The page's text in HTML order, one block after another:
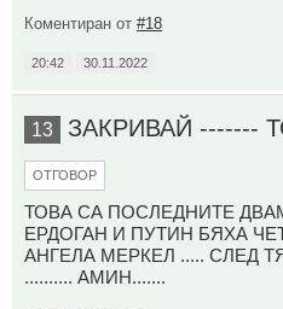
Коментиран от #18
20:42 30.11.2022
13 ЗАКРИВАЙ -------
ОТГОВОР
ТОВА СА ПОСЛЕДНИТЕ
ЕРДОГАН И ПУТИН БЯХА
АНГЕЛА МЕРКЕЛ ..... СЛЕД
.......... АМИН.......